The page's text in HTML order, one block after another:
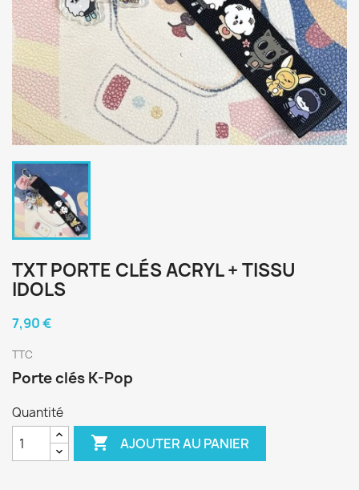
TXT PORTE CLÉS ACRYL + TISSU
IDOLS
7,90 €
TTC
Porte clés K-Pop
Quantité
 AJOUTER AU PANIER